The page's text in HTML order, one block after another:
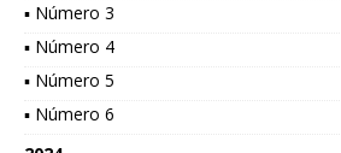
▪ Número 3
▪ Número 4
▪ Número 5
▪ Número 6